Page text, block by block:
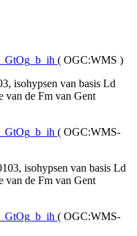
( OGC:WMS )
isohypsen van basis Ld
van de Fm van Gent
( OGC:WMS-
isohypsen van basis Ld
van de Fm van Gent
( OGC:WMS-